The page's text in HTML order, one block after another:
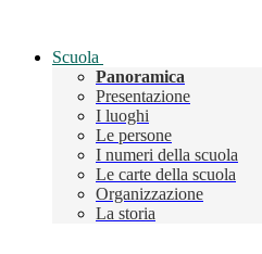
Scuola
Panoramica
Presentazione
I luoghi
Le persone
I numeri della scuola
Le carte della scuola
Organizzazione
La storia